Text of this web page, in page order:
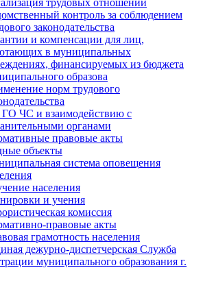
трудовых отношений
контроль за соблюдением
законодательства
и компенсации для лиц,
в муниципальных
финансируемых из бюджета
образова
норм трудового
ГО ЧС и взаимодействию с
органами
правовые акты
объекты
система оповещения
населения
и учения
комиссия
правовые акты
грамотность населения
дежурно-диспетчерская Служба
муниципального образования г.